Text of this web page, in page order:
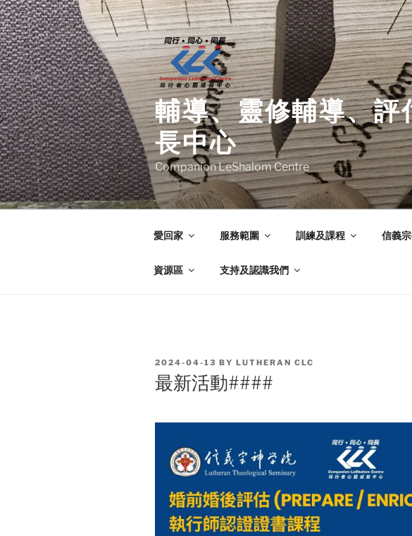
Skip
to
content
輔導、靈修輔導、
長中心
Companion LeShalom Centre
愛回家 服務範圍 訓練及課程 信義
資源區 支持及認識我們
POSTED
ON
2024-04-13 BY LUTHERAN CLC
最新活動####